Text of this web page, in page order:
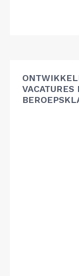
VACATURES